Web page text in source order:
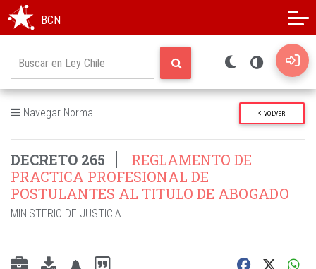
BCN
Navegar Norma VOLVER
DECRETO 265
REGLAMENTO DE
PRACTICA PROFESIONAL DE
POSTULANTES AL TITULO DE ABOGADO
MINISTERIO DE JUSTICIA